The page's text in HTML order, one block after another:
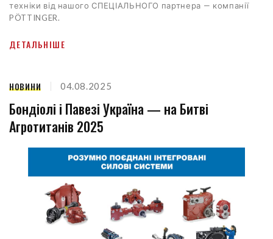
техніки від нашого СПЕЦІАЛЬНОГО партнера — компанії
PÖTTINGER.
ДЕТАЛЬНІШЕ
НОВИНИ 04.08.2025
Бондіолі і Павезі Україна — на Битві
Агротитанів 2025